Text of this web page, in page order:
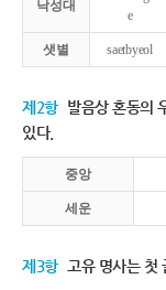
낙성대
e
샛별 saetbyeol
제2항 발음상 혼동의
있다.
중앙
세운
제3항 고유 명사는 첫